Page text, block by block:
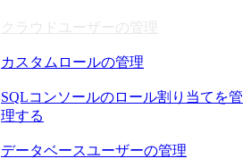
クラウドユーザーの管理
カスタムロールの管理
SQLコンソールのロール割り当てを管
理する
データベースユーザーの管理